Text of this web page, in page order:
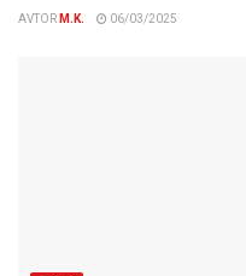
AVTOR M.K. 06/03/2025